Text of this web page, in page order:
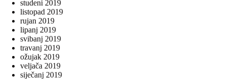
studeni 2019
listopad 2019
rujan 2019
lipanj 2019
svibanj 2019
travanj 2019
ožujak 2019
veljača 2019
siječanj 2019